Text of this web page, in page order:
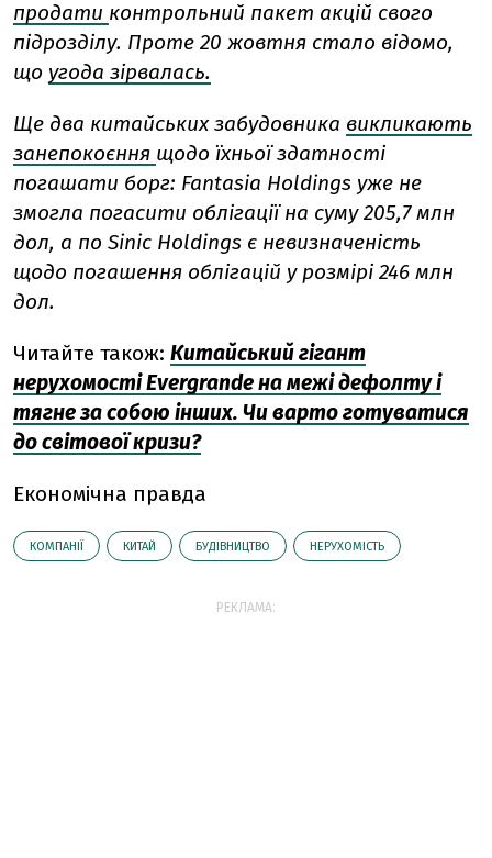
продати контрольний пакет акцій свого
підрозділу. Проте 20 жовтня стало відомо,
що угода зірвалась.
Ще два китайських забудовника викликають
занепокоєння щодо їхньої здатності
погашати борг: Fantasia Holdings уже не
змогла погасити облігації на суму 205,7 млн
дол, а по Sinic Holdings є невизначеність
щодо погашення облігацій у розмірі 246 млн
дол.
Читайте також: Китайський гігант
нерухомості Evergrande на межі дефолту і
тягне за собою інших. Чи варто готуватися
до світової кризи?
Економічна правда
КОМПАНІЇ КИТАЙ БУДІВНИЦТВО НЕРУХОМІСТЬ
РЕКЛАМА: